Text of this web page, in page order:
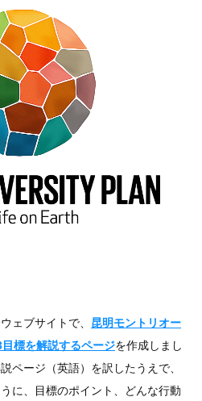
ェブサイトで、 昆明モントリオー
標を解説するページを作成しまし
ページ（英語）を訳したうえで、
に、目標のポイント、どんな行動